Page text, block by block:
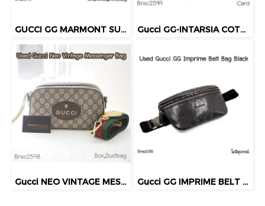
GUCCI GG MARMONT SUPERMINI BAG BROWN 2022 Gucci GG-INTARSIA COTTON CADIGAN GREEN SIZE.XS
Gucci NEO VINTAGE MESSENGER BAG Gucci GG IMPRIME BELT BAG BLACK